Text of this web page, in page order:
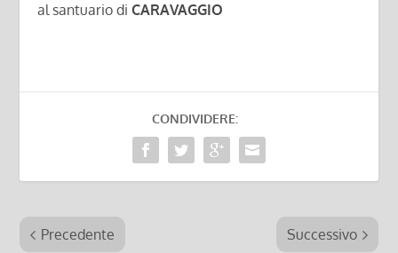
al santuario diCARAVAGGIO
CONDIVIDERE:
Precedente Successivo